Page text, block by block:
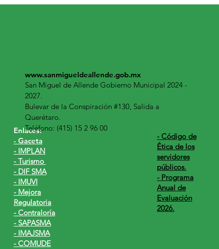
Enlaces:
- Gaceta
- IMPLAN
- Turismo
- DIF SMA
- IMUVI
- Mejora
Regulatoria
- Contraloría
- SAPASMA
- IMAJSMA
- COMUDE
www.sanmigueldeallende.gob.mx
San Miguel de Allende Gobierno Municipal 2024 -
2027.
Bulevar de la Conspiración #130, Salida a
Querétaro.
Teléfono: (415) 15 2 96 00
​- Código de
Ética de los
servidores
públicos.
- Programa
Anual de
Evaluación
2026.